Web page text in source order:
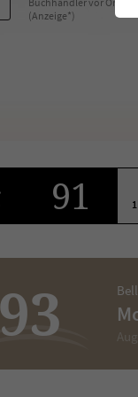
(Anzeige*)
91
1
93